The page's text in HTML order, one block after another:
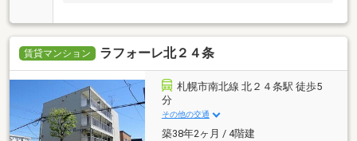
賃貸マンション ラフォーレ北２４条
札幌市南北線 北２４条駅 徒歩5
分
その他の交通
築38年2ヶ月 / 4階建